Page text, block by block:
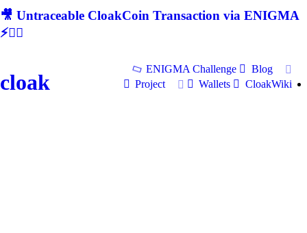
🎥 Untraceable CloakCoin Transaction via ENIGMA
⚡🕵‍♂
cloak
ENIGMA Challenge
Blog
Project
Wallets CloakWiki